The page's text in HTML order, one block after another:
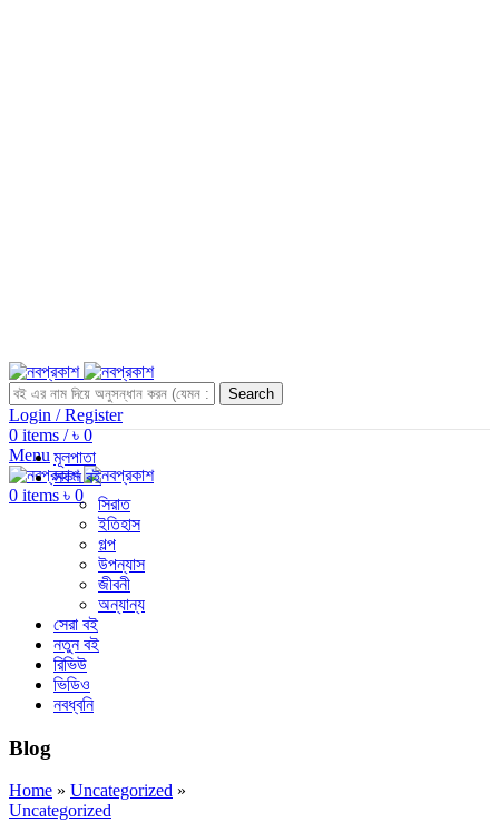
Search
Login / Register
0items / ৳0
Menu
0 items ৳ 0
মূলপাতা
সকল বই
সিরাত
ইতিহাস
গল্প
উপন্যাস
জীবনী
অন্যান্য
সেরা বই
নতুন বই
রিভিউ
ভিডিও
নবধ্বনি
Blog
Home » Uncategorized »
Uncategorized